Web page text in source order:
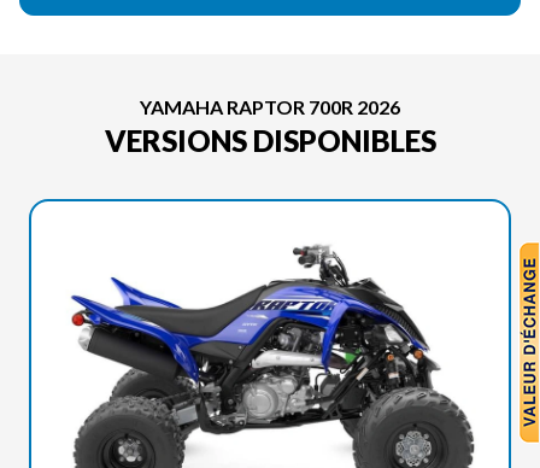
YAMAHA RAPTOR 700R 2026
VERSIONS DISPONIBLES